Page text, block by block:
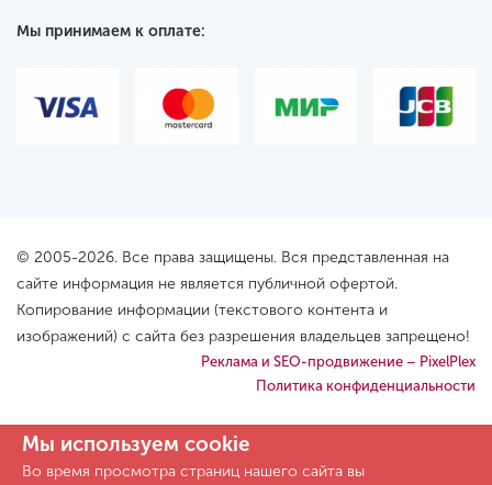
Мы принимаем к оплате:
© 2005-2026. Все права защищены. Вся представленная на
сайте информация не является публичной офертой.
Копирование информации (текстового контента и
изображений) с сайта без разрешения владельцев запрещено!
Реклама и SEO-продвижение – PixelPlex
Политика конфиденциальности
Мы используем cookie
Во время просмотра страниц нашего сайта вы